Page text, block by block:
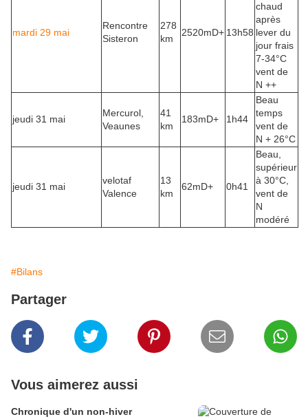
mardi 29 mai
Rencontre
Sisteron
278
km
2520mD+ 13h58
chaud
après
lever du
jour frais
7-34°C
vent de
N ++
jeudi 31 mai
Mercurol,
Veaunes
41
km
183mD+ 1h44
Beau
temps
vent de
N + 26°C
jeudi 31 mai
velotaf
Valence
13
km
62mD+ 0h41
Beau,
supérieur
à 30°C,
vent de
N
modéré
#Bilans
Partager
Vous aimerez aussi
Chronique d'un non-hiver